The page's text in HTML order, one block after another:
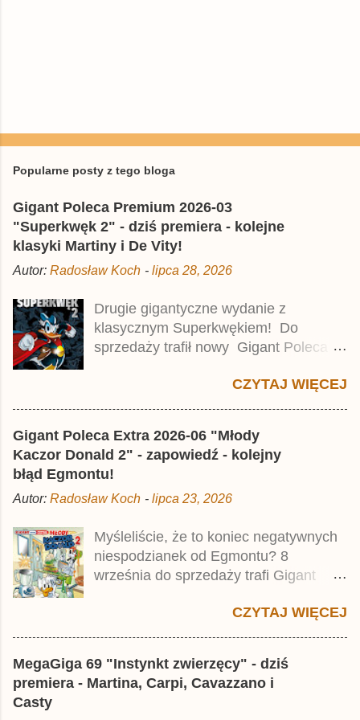
Popularne posty z tego bloga
Gigant Poleca Premium 2026-03
"Superkwęk 2" - dziś premiera - kolejne
klasyki Martiny i De Vity!
Autor: Radosław Koch - lipca 28, 2026
Drugie gigantyczne wydanie z
klasycznym Superkwękiem! Do
sprzedaży trafił nowy Gigant Poleca
Jest to kolejny 624-stronicowy tom z
wynosi 49,99 zł i zamówicie go także z
rabatem na Egmont.pl . Za przekład
odpowiadał Jacek Drewnowski.
Publikacja jest przedrukiem drugiego
Taschenbuch Phantomias Collection ,
który trafił do sprzedaży pod koniec
2025 roku.
CZYTAJ WIĘCEJ
Gigant Poleca Extra 2026-06 "Młody
Kaczor Donald 2" - zapowiedź - kolejny
błąd Egmontu!
Autor: Radosław Koch - lipca 23, 2026
Myśleliście, że to koniec negatywnych
niespodzianek od Egmontu? 8
września do sprzedaży trafi Gigant
Jednak wbrew temu, na co wskazuje
młodego Kaczora Donalda i jego
przyjaciół, lecz prawdopodobnie znajdą
CZYTAJ WIĘCEJ
MegaGiga 69 "Instynkt zwierzęcy" - dziś
premiera - Martina, Carpi, Cavazzano i
Casty